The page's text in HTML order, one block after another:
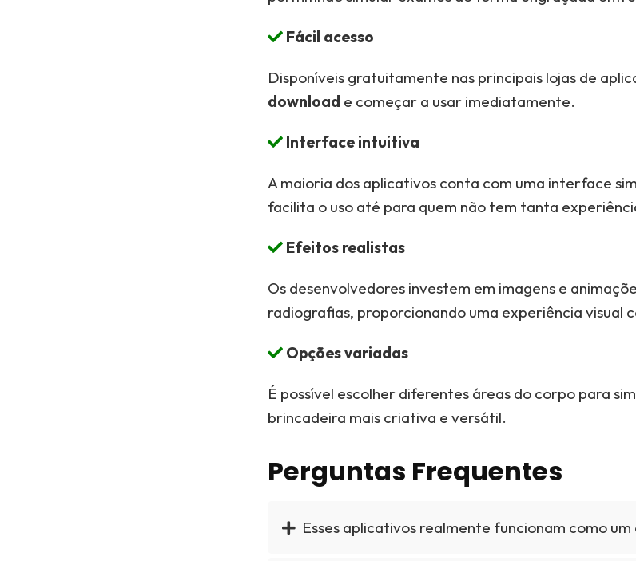
Fácil acesso
Disponíveis gratuitamente nas principais lojas de
download e começar a usar imediatamente.
Interface intuitiva
A maioria dos aplicativos conta com uma interface
facilita o uso até para quem não tem tanta
Efeitos realistas
Os desenvolvedores investem em imagens e
radiografias, proporcionando uma experiência visual
Opções variadas
É possível escolher diferentes áreas do corpo para
brincadeira mais criativa e versátil.
Perguntas Frequentes
Esses aplicativos realmente funcionam como